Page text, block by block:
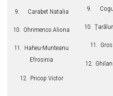
9. Carabet Natalia
10. Ohrimenco Aliona
11. Haheu-Munteanu
Efrosinia
12. Pricop Victor
9.
10.
11.
12.